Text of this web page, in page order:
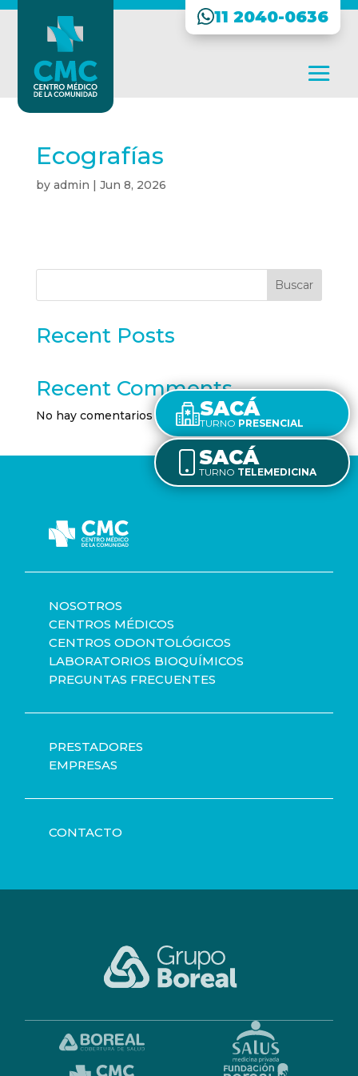
11 2040-0636
Ecografías
by admin | Jun 8, 2026
Buscar
Recent Posts
Recent Comments
No hay comentarios que mostrar.SACÁ
TURNO PRESENCIAL
SACÁ
TURNO TELEMEDICINA
NOSOTROS
CENTROS MÉDICOS
CENTROS ODONTOLÓGICOS
LABORATORIOS BIOQUÍMICOS
PREGUNTAS FRECUENTES
PRESTADORES
EMPRESAS
CONTACTO